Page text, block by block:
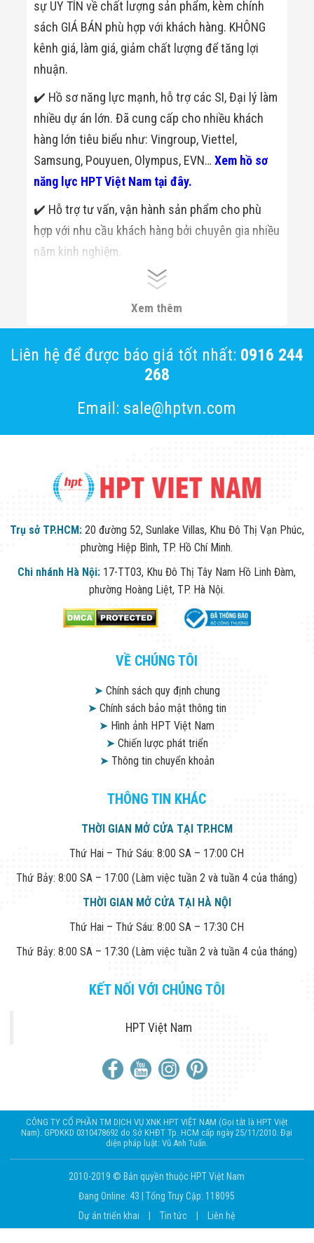
sự UY TÍN về chất lượng sản phẩm, kèm chính
sách GIÁ BÁN phù hợp với khách hàng. KHÔNG
kênh giá, làm giá, giảm chất lượng để tăng lợi
nhuận.
✔️ Hồ sơ năng lực mạnh, hỗ trợ các SI, Đại lý làm
nhiều dự án lớn. Đã cung cấp cho nhiều khách
hàng lớn tiêu biểu như: Vingroup, Viettel,
Samsung, Pouyuen, Olympus, EVN…Xem hồ sơ
năng lực HPT Việt Nam tại đây.
✔️ Hỗ trợ tư vấn, vận hành sản phẩm cho phù
hợp với nhu cầu khách hàng bởi chuyên gia nhiều
năm kinh nghiệm.
✔️ Thường xuyên cập nhật thông tin về sản
phẩm và công nghệ mới cho Đối tác, khách hàng.
Xem thêm
Liên hệ để được báo giá tốt nhất: 0916 244
268
Email: sale@hptvn.com
Trụ sở TP.HCM: 20 đường 52, Sunlake Villas, Khu Đô Thị Vạn Phúc,
phường Hiệp Bình, TP. Hồ Chí Minh.
Chi nhánh Hà Nội: 17-TT03, Khu Đô Thị Tây Nam Hồ Linh Đàm,
phường Hoàng Liệt, TP. Hà Nội.
VỀ CHÚNG TÔI
➤Chính sách quy định chung
➤Chính sách bảo mật thông tin
➤ Hình ảnh HPT Việt Nam
➤Chiến lược phát triển
➤Thông tin chuyển khoản
THÔNG TIN KHÁC
THỜI GIAN MỞ CỬA TẠI TP.HCM
Thứ Hai – Thứ Sáu: 8:00 SA – 17:00 CH
Thứ Bảy: 8:00 SA – 17:00 (Làm việc tuần 2 và tuần 4 của tháng)
THỜI GIAN MỞ CỬA TẠI HÀ NỘI
Thứ Hai – Thứ Sáu: 8:00 SA – 17:30 CH
Thứ Bảy: 8:00 SA – 17:30 (Làm việc tuần 2 và tuần 4 của tháng)
KẾT NỐI VỚI CHÚNG TÔI
HPT Việt Nam
CÔNG TY CỔ PHẦN TM DỊCH VỤ XNK HPT VIỆT NAM (Gọi tắt là HPT Việt
Nam). GPDKKD 0310478692 do Sở KHĐT Tp. HCM cấp ngày 25/11/2010. Đại
diện pháp luật: Vũ Anh Tuấn.
2010-2019 © Bản quyền thuộc HPT Việt Nam
Đang Online: 43 |Tổng Truy Cập: 118095
Dự án triển khai
Tin tức Liên hệ